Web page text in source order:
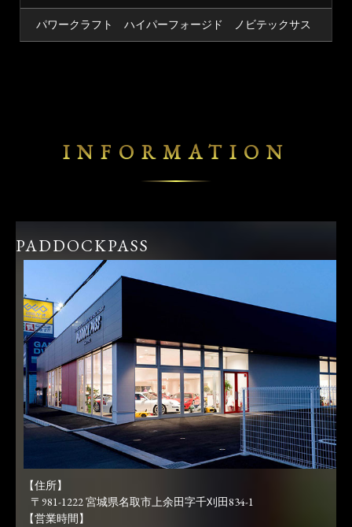
パワークラフト ハイパーフォージド ノビテックサス
INFORMATION
PADDOCKPASS
【住所】
〒981-1222 宮城県名取市上余田字千刈田834-1
【営業時間】